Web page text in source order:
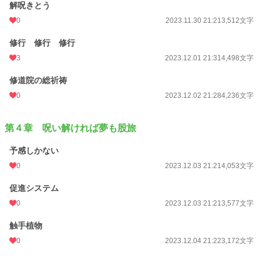
解呪きとう
0 2023.11.30 21:213,512文字
修行 修行 修行
3 2023.12.01 21:314,498文字
修道院の総祈祷
0 2023.12.02 21:284,236文字
第４章 呪い解ければ夢も股旅
予感しかない
0 2023.12.03 21:214,053文字
促進システム
0 2023.12.03 21:213,577文字
触手植物
0 2023.12.04 21:223,172文字